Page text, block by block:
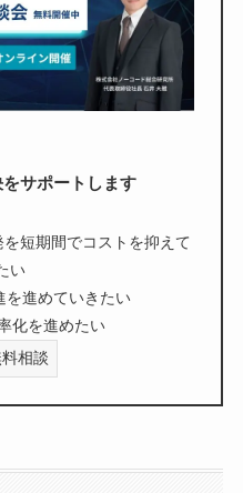
サポートします
短期間でコストを抑えて
い
を進めていきたい
化を進めたい
相談